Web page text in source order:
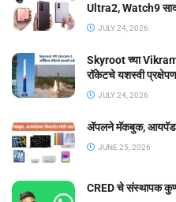
Ultra2, Watch9
JULY 24, 2026
Skyroot च्या Vikram-
रॉकेटचे यशस्वी
JULY 24, 2026
ॲपलने मॅकबुक,
JUNE 25, 2026
CRED चे संस्थापक